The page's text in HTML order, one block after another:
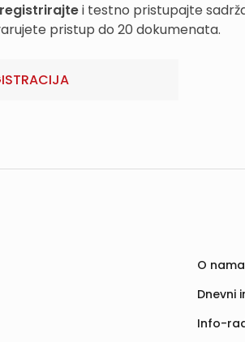
i testno pristupajte
pristup do 20 dokumenata.
O nama
Dnevni
Info-